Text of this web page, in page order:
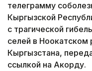
телеграмму
Кыргызской
с трагической
селей в
Кыргызстана,
ссылкой на Акорду.